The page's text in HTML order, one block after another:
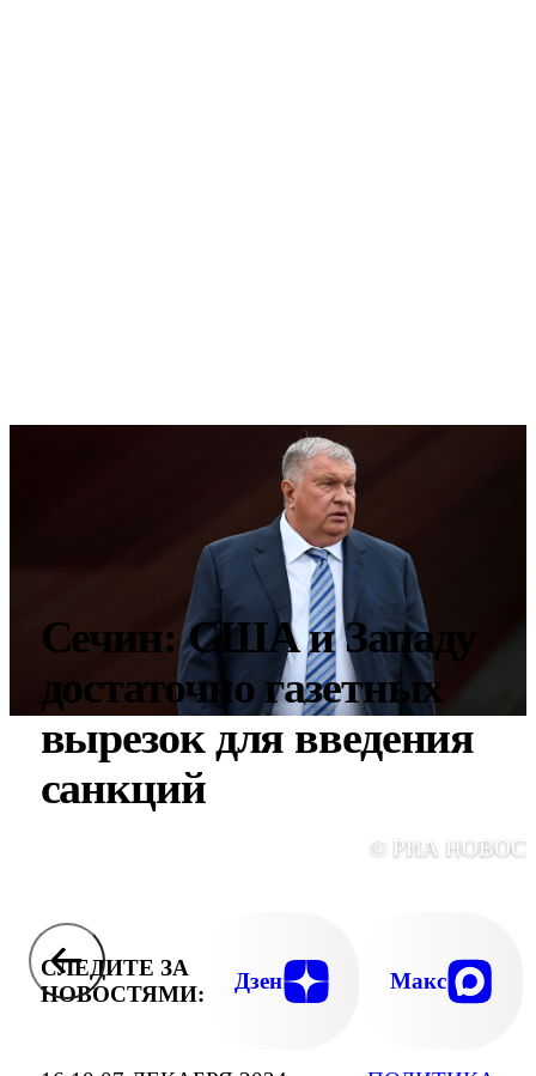
Сечин: США и Западу
достаточно газетных
вырезок для введения
санкций
© РИА
СЛЕДИТЕ ЗА
НОВОСТЯМИ:
Дзен Макс